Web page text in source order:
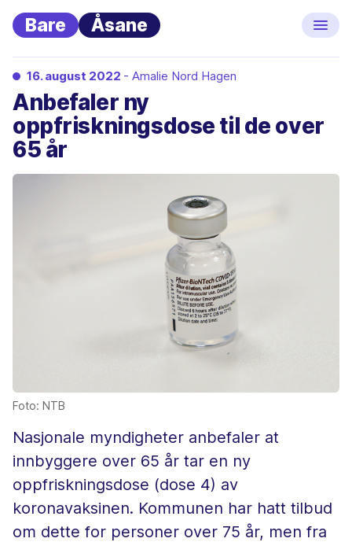
Bare Åsane
16. august 2022 - Amalie Nord Hagen
Anbefaler ny
oppfriskningsdose til de over
65 år
Foto: NTB
Nasjonale myndigheter anbefaler at
innbyggere over 65 år tar en ny
oppfriskningsdose (dose 4) av
koronavaksinen. Kommunen har hatt tilbud
om dette for personer over 75 år, men fra